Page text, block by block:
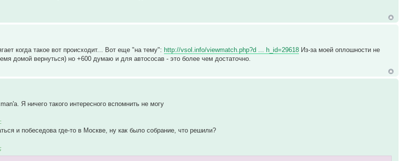
когда такое вот происходит... Вот еще "на тему": http://vsol.info/viewmatch.php?d ... h_id=29618 Из-за моей оплошности не
домой вернуться) но +600 думаю и для автососав - это более чем достаточно.
Я ничего такого интересного вспомнить не могу
и побеседова где-то в Москве, ну как было собрание, что решили?